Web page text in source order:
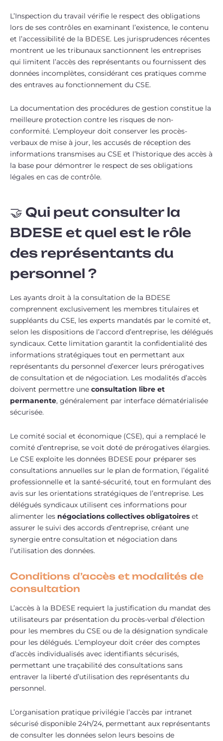
L’Inspection du travail vérifie le respect des obligations
lors de ses contrôles en examinant l’existence, le contenu
et l’accessibilité de la BDESE. Les jurisprudences récentes
montrent ue les tribunaux sanctionnent les entreprises
qui limitent l’accès des représentants ou fournissent des
données incomplètes, considérant ces pratiques comme
des entraves au fonctionnement du CSE.
La documentation des procédures de gestion constitue la
meilleure protection contre les risques de non-
conformité. L’employeur doit conserver les procès-
verbaux de mise à jour, les accusés de réception des
informations transmises au CSE et l’historique des accès à
la base pour démontrer le respect de ses obligations
légales en cas de contrôle.
🤝 Qui peut consulter la
BDESE et quel est le rôle
des représentants du
personnel ?
Les ayants droit à la consultation de la BDESE
comprennent exclusivement les membres titulaires et
suppléants du CSE, les experts mandatés par le comité et,
selon les dispositions de l’accord d’entreprise, les délégués
syndicaux. Cette limitation garantit la confidentialité des
informations stratégiques tout en permettant aux
représentants du personnel d’exercer leurs prérogatives
de consultation et de négociation. Les modalités d’accès
doivent permettre une consultation libre et
permanente, généralement par interface dématérialisée
sécurisée.
Le comité social et économique (CSE), qui a remplacé le
comité d’entreprise, se voit doté de prérogatives élargies.
Le CSE exploite les données BDESE pour préparer ses
consultations annuelles sur le plan de formation, l’égalité
professionnelle et la santé-sécurité, tout en formulant des
avis sur les orientations stratégiques de l’entreprise. Les
délégués syndicaux utilisent ces informations pour
alimenter les négociations collectives obligatoires et
assurer le suivi des accords d’entreprise, créant une
synergie entre consultation et négociation dans
l’utilisation des données.
Conditions d’accès et modalités de
consultation
L’accès à la BDESE requiert la justification du mandat des
utilisateurs par présentation du procès-verbal d’élection
pour les membres du CSE ou de la désignation syndicale
pour les délégués. L’employeur doit créer des comptes
d’accès individualisés avec identifiants sécurisés,
permettant une traçabilité des consultations sans
entraver la liberté d’utilisation des représentants du
personnel.
L’organisation pratique privilégie l’accès par intranet
sécurisé disponible 24h/24, permettant aux représentants
de consulter les données selon leurs besoins de